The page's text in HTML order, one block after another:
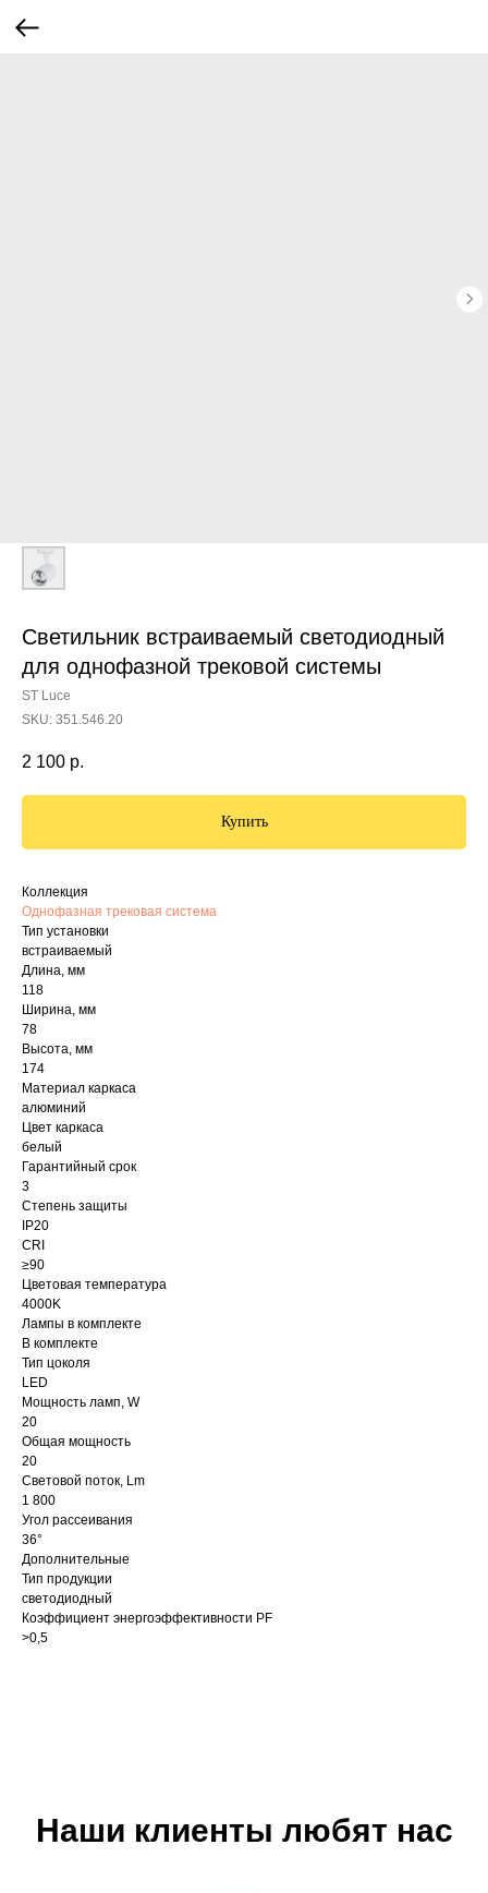
Светильник встраиваемый светодиодный
для однофазной трековой системы
ST Luce
SKU: 351.546.20
2 100 р.
Купить
Коллекция
Однофазная трековая система
Тип установки
встраиваемый
Длина, мм
118
Ширина, мм
78
Высота, мм
174
Материал каркаса
алюминий
Цвет каркаса
белый
Гарантийный срок
3
Степень защиты
IP20
CRI
≥90
Цветовая температура
4000K
Лампы в комплекте
В комплекте
Тип цоколя
LED
Мощность ламп, W
20
Общая мощность
20
Световой поток, Lm
1 800
Угол рассеивания
36°
Дополнительные
Тип продукции
светодиодный
Коэффициент энергоэффективности PF
>0,5
Наши клиенты любят нас